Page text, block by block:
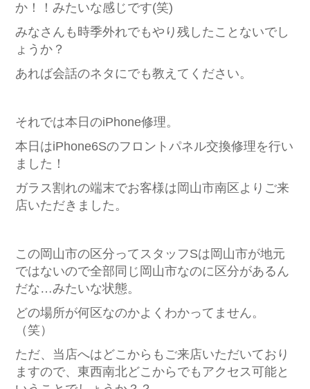
か！！みたいな感じです(笑)
みなさんも時季外れでもやり残したことないでし
ょうか？
あれば会話のネタにでも教えてください。
それでは本日のiPhone修理。
本日はiPhone6Sのフロントパネル交換修理を行い
ました！
ガラス割れの端末でお客様は岡山市南区よりご来
店いただきました。
この岡山市の区分ってスタッフSは岡山市が地元
ではないので全部同じ岡山市なのに区分があるん
だな…みたいな状態。
どの場所が何区なのかよくわかってません。
（笑）
ただ、当店へはどこからもご来店いただいており
ますので、東西南北どこからでもアクセス可能と